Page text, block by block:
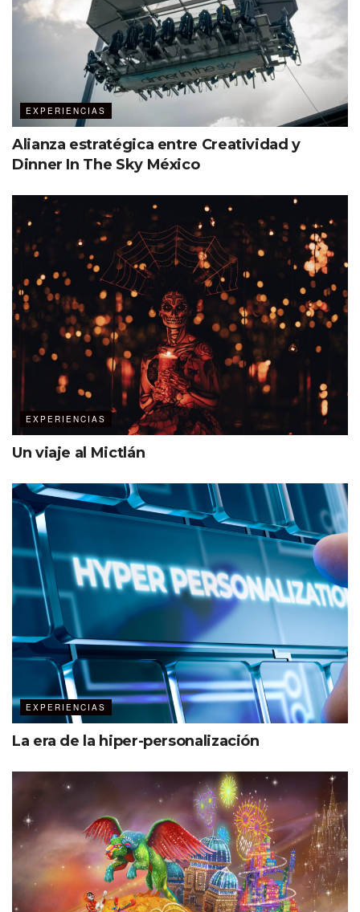
EXPERIENCIAS
Alianza estratégica entre Creatividad y
Dinner In The Sky México
EXPERIENCIAS
Un viaje al Mictlán
EXPERIENCIAS
La era de la hiper-personalización